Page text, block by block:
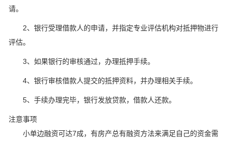
请。
2、银行受理借款人的申请，并指定专业评估机构对抵押物进行
评估。
3、如果银行的审核通过，办理抵押手续。
4、银行审核借款人提交的抵押资料，并办理相关手续。
5、手续办理完毕，银行发放贷款，借款人还款。
注意事项
小单边融资可达7成，有房产总有融资方法来满足自己的资金需